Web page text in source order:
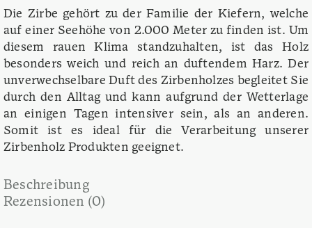
Die Zirbe gehört zu der Familie der Kiefern, welche
auf einer Seehöhe von 2.000 Meter zu finden ist. Um
diesem rauen Klima standzuhalten, ist das Holz
besonders weich und reich an duftendem Harz. Der
unverwechselbare Duft des Zirbenholzes begleitet Sie
durch den Alltag und kann aufgrund der Wetterlage
an einigen Tagen intensiver sein, als an anderen.
Somit ist es ideal für die Verarbeitung unserer
Zirbenholz Produkten geeignet.
Beschreibung
Rezensionen (0)